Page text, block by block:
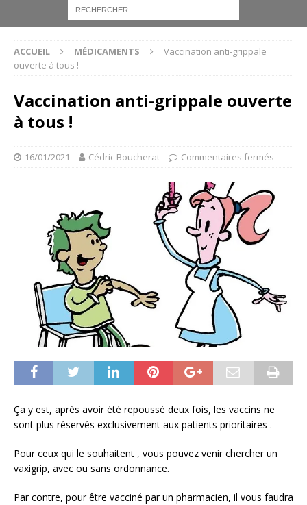
ACCUEIL MÉDICAMENTS
Vaccination anti-grippale
ouverte à tous !
Vaccination anti-grippale ouverte
à tous !
16/01/2021 Cédric Boucherat Commentaires fermés
Ça y est, après avoir été repoussé deux fois, les vaccins ne
sont plus réservés exclusivement aux patients prioritaires .
Pour ceux qui le souhaitent , vous pouvez venir chercher un
vaxigrip, avec ou sans ordonnance.
Par contre, pour être vacciné par un pharmacien, il vous faudra